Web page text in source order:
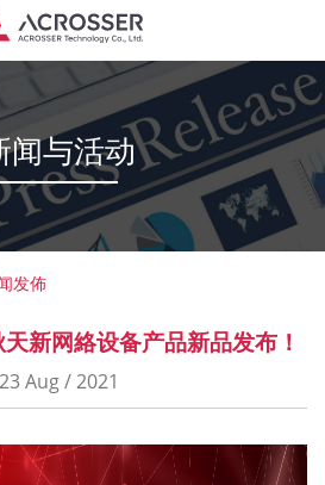
闻与活动
发佈
新网絡设备产品新品发布！
23 Aug / 2021